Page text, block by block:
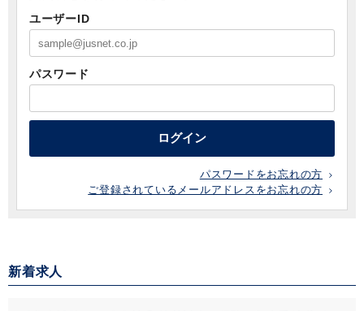
ユーザーID
パスワード
ログイン
パスワードをお忘れの方
ご登録されているメールアドレスをお忘れの方
新着求人